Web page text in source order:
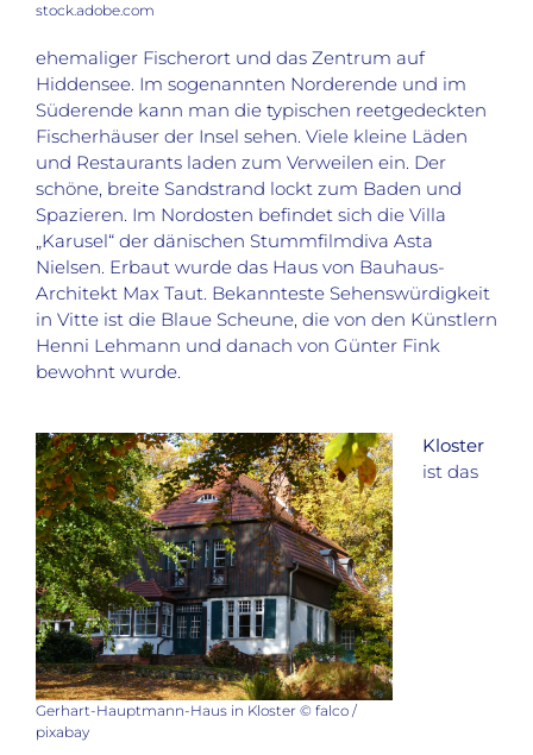
stock.adobe.com
ehemaliger Fischerort und das Zentrum auf
Hiddensee. Im sogenannten Norderende und im
Süderende kann man die typischen reetgedeckten
Fischerhäuser der Insel sehen. Viele kleine Läden
und Restaurants laden zum Verweilen ein. Der
schöne, breite Sandstrand lockt zum Baden und
Spazieren. Im Nordosten befindet sich die Villa
„Karusel“ der dänischen Stummfilmdiva Asta
Nielsen. Erbaut wurde das Haus von Bauhaus-
Architekt Max Taut. Bekannteste Sehenswürdigkeit
in Vitte ist die Blaue Scheune, die von den Künstlern
Henni Lehmann und danach von Günter Fink
bewohnt wurde.
Gerhart-Hauptmann-Haus in Kloster © falco /
pixabay
Kloster
ist das